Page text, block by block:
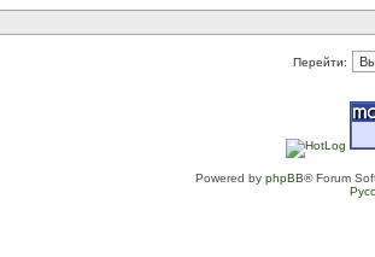
Перейти:
Powered by phpBB® Forum